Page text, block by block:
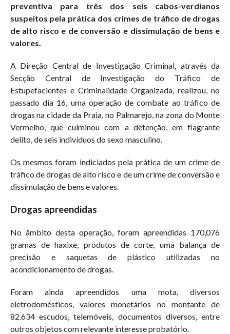
preventiva para três dos seis cabos-verdianos
suspeitos pela prática dos crimes de tráfico de drogas
de alto risco e de conversão e dissimulação de bens e
valores.
A Direção Central de Investigação Criminal, através da
Secção Central de Investigação do Tráfico de
Estupefacientes e Criminalidade Organizada, realizou, no
passado dia 16, uma operação de combate ao tráfico de
drogas na cidade da Praia, no Palmarejo, na zona do Monte
Vermelho, que culminou com a detenção, em flagrante
delito, de seis indivíduos do sexo masculino.
Os mesmos foram indiciados pela prática de um crime de
tráfico de drogas de alto risco e de um crime de conversão e
dissimulação de bens e valores.
Drogas apreendidas
No âmbito desta operação, foram apreendidas 170,076
gramas de haxixe, produtos de corte, uma balança de
precisão e saquetas de plástico utilizadas no
acondicionamento de drogas.
Foram ainda apreendidos uma mota, diversos
eletrodomésticos, valores monetários no montante de
82.634 escudos, telemóveis, documentos diversos, entre
outros objetos com relevante interesse probatório.